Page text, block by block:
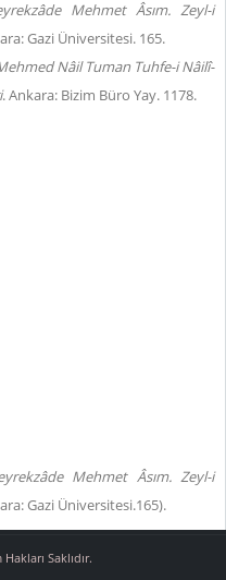
Mehmet Âsım. Zeyl-i
Gazi Üniversitesi. 165.
Nâil Tuman Tuhfe-i Nâilî-
. Ankara: Bizim Büro Yay. 1178.
Mehmet Âsım. Zeyl-i
Gazi Üniversitesi.165).
Saklıdır.